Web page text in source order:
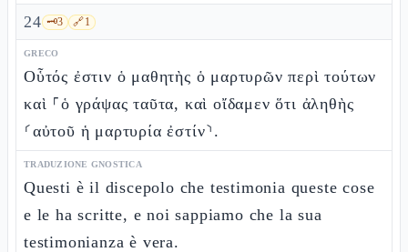
24 🗝️3 🔗1
GRECO
Οὗτός ἐστιν ὁ μαθητὴς ὁ μαρτυρῶν περὶ τούτων
καὶ ⸀ὁ γράψας ταῦτα, καὶ οἴδαμεν ὅτι ἀληθὴς
⸂αὐτοῦ ἡ μαρτυρία ἐστίν⸃.
TRADUZIONE GNOSTICA
Questi è il discepolo che testimonia queste cose
e le ha scritte, e noi sappiamo che la sua
testimonianza è vera.